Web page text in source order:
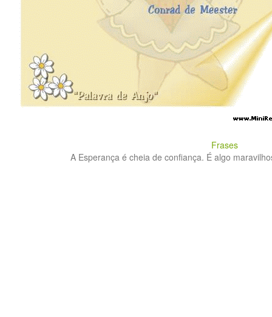
Frases
A Esperança é cheia de confiança. É algo